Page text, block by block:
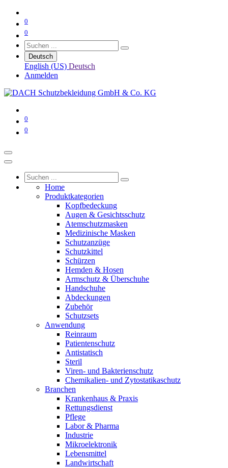
0
0
Deutsch
English (US) Deutsch
Anmelden
0
0
Home
Produktkategorien
Kopfbedeckung
Augen & Gesichtsschutz
Atemschutzmasken
Medizinische Masken
Schutzanzüge
Schutzkittel
Schürzen
Hemden & Hosen
Armschutz & Überschuhe
Handschuhe
Abdeckungen
Zubehör
Schutzsets
Anwendung
Reinraum
Patientenschutz
Antistatisch
Steril
Viren- und Bakterienschutz
Chemikalien- und Zytostatikaschutz
Branchen
Krankenhaus & Praxis
Rettungsdienst
Pflege
Labor & Pharma
Industrie
Mikroelektronik
Lebensmittel
Landwirtschaft